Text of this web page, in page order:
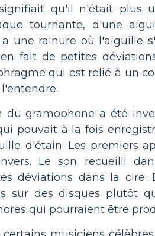
qu'il n'était plus
tournante, d'une
une rainure où l'aiguille
en fait de petites
qui est relié à un
du gramophone a été
pouvait à la fois
d'étain. Les premiers
Le son recueilli
déviations dans la
sur des disques plutôt
qui pourraient être